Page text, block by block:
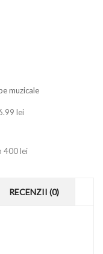
muzicale
lei
400 lei
RECENZII (0)